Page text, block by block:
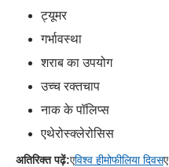
ट्यूमर
गर्भावस्था
शराब का उपयोग
उच्च रक्तचाप
नाक के पॉलिप्स
एथेरोस्क्लेरोसिस
अतिरिक्त पढ़ें:एविश्व हीमोफीलिया दिवसए